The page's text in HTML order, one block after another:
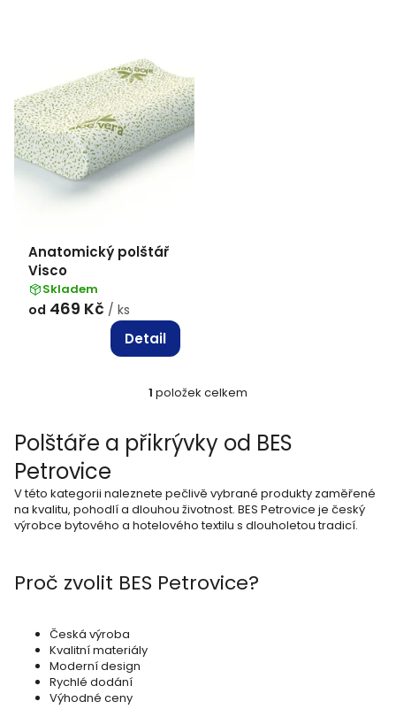
p
r
o
d
Anatomický polštář
Visco
Skladem
od 469 Kč / ks
Detail
O
v
l
d
a
í
1 položek celkem
Polštáře a přikrývky od BES
Petrovice
V této kategorii naleznete pečlivě vybrané produkty zaměřené
na kvalitu, pohodlí a dlouhou životnost. BES Petrovice je český
výrobce bytového a hotelového textilu s dlouholetou tradicí.
Proč zvolit BES Petrovice?
Česká výroba
Kvalitní materiály
Moderní design
Rychlé dodání
Výhodné ceny